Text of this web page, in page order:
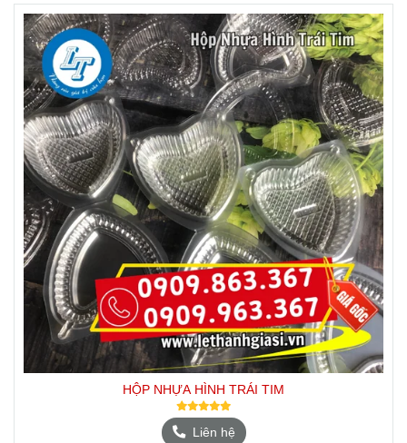
HỘP NHỰA HÌNH TRÁI TIM
Liên hệ